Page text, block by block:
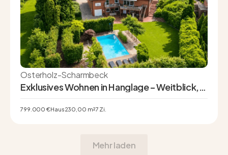
Osterholz-Scharmbeck
Exklusives Wohnen in Hanglage – Weitblick,
799.000 €Haus230,00 m²7 Zi.
Mehr laden